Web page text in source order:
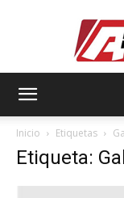
Inicio Etiquetas
Etiqueta: